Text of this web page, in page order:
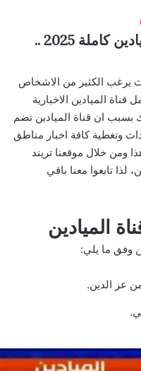
قائمة أسماء مذيعين قناة الميادين كاملة 2025 ..
يرغب الكثير من الاشخاص
الميادين الاخبارية
منذ عام 2012م. وذلك بسبب ان قناة الميادين تضم
وتغطية كافة اخبار مناطق
ومن خلال موقعنا تريند
لذا تابعوا معنا باقي
الميادين
وفق ما يلي:
عز الدين.